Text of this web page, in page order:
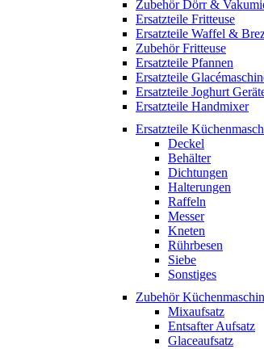
Zubehör Dörr &
Ersatzteile Fritteuse
Ersatzteile Waffel &
Zubehör Fritteuse
Ersatzteile Pfannen
Ersatzteile
Ersatzteile Joghurt
Ersatzteile Handmixer
Ersatzteile
Deckel
Behälter
Dichtungen
Halterungen
Raffeln
Messer
Kneten
Rührbesen
Siebe
Sonstiges
Zubehör
Mixaufsatz
Entsafter Aufsatz
Glaceaufsatz